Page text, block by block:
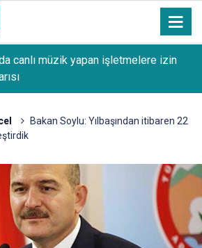
canlı müzik yapan işletmelere izin
aranan hükümlü yakalandı
Bakan Soylu: Yılbaşından itibaren 22